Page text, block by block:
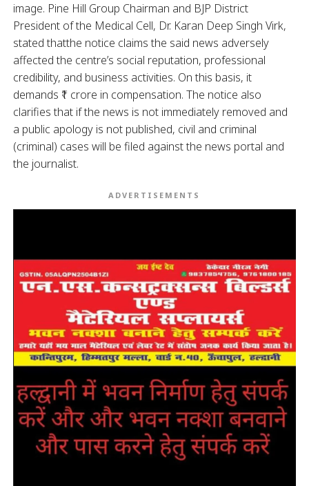
image. Pine Hill Group Chairman and BJP District
President of the Medical Cell, Dr. Karan Deep Singh Virk,
stated thatthe notice claims the said news adversely
affected the centre’s social reputation, professional
credibility, and business activities. On this basis, it
demands ₹1 crore in compensation. The notice also
clarifies that if the news is not immediately removed and
a public apology is not published, civil and criminal
(criminal) cases will be filed against the news portal and
the journalist.
ADVERTISEMENTS